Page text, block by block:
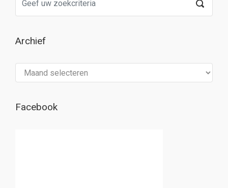
Archief
Facebook